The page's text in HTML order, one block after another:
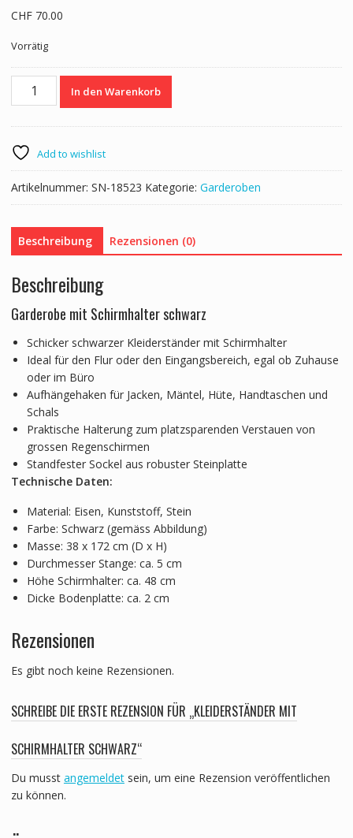
CHF70.00
Vorrätig
Kleiderständer
Menge
In den Warenkorb
Add to wishlist
Artikelnummer: SN-18523 Kategorie: Garderoben
Beschreibung Rezensionen (0)
Beschreibung
Garderobe mit Schirmhalter schwarz
Schicker schwarzer Kleiderständer mit Schirmhalter
Ideal für den Flur oder den Eingangsbereich, egal ob Zuhause
oder im Büro
Aufhängehaken für Jacken, Mäntel, Hüte, Handtaschen und
Schals
Praktische Halterung zum platzsparenden Verstauen von
grossen Regenschirmen
Standfester Sockel aus robuster Steinplatte
Technische Daten:
Material: Eisen, Kunststoff, Stein
Farbe: Schwarz (gemäss Abbildung)
Masse: 38 x 172 cm (D x H)
Durchmesser Stange: ca. 5 cm
Höhe Schirmhalter: ca. 48 cm
Dicke Bodenplatte: ca. 2 cm
Rezensionen
Es gibt noch keine Rezensionen.
SCHREIBE DIE ERSTE REZENSION FÜR „KLEIDERSTÄNDER MIT
SCHIRMHALTER SCHWARZ“
Du musst angemeldetsein, um eine Rezension veröffentlichen
zu können.